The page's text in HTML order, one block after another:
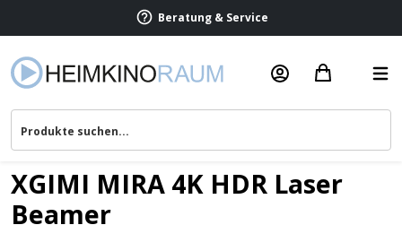
Beratung & Service
XGIMI MIRA 4K HDR Laser
Beamer